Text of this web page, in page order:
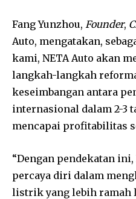
Fang Yunzhou, Founder,
Auto, mengatakan,
kami, NETA Auto akan
langkah-langkah
keseimbangan antara
internasional dalam 2-3
mencapai profitabilitas
“Dengan pendekatan
percaya diri dalam
listrik yang lebih ramah